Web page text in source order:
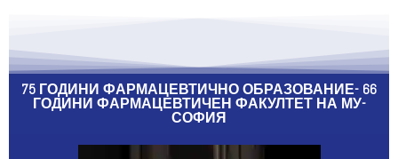
75 ГОДИНИ ФАРМАЦЕВТИЧНО ОБРАЗОВАНИЕ- 66
ГОДИНИ ФАРМАЦЕВТИЧЕН ФАКУЛТЕТ НА МУ-
СОФИЯ